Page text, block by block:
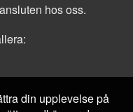
hos oss.
din upplevelse på